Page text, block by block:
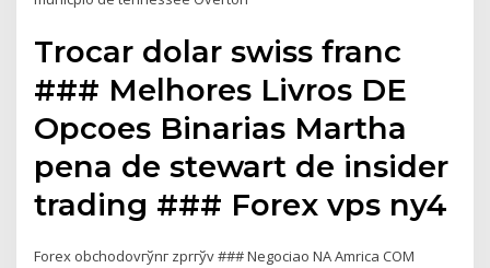
Trocar dolar swiss franc
### Melhores Livros DE
Opcoes Binarias Martha
pena de stewart de insider
trading ### Forex vps ny4
Forex obchodovгўnг zprгўv ### Negociao NA Amrica COM